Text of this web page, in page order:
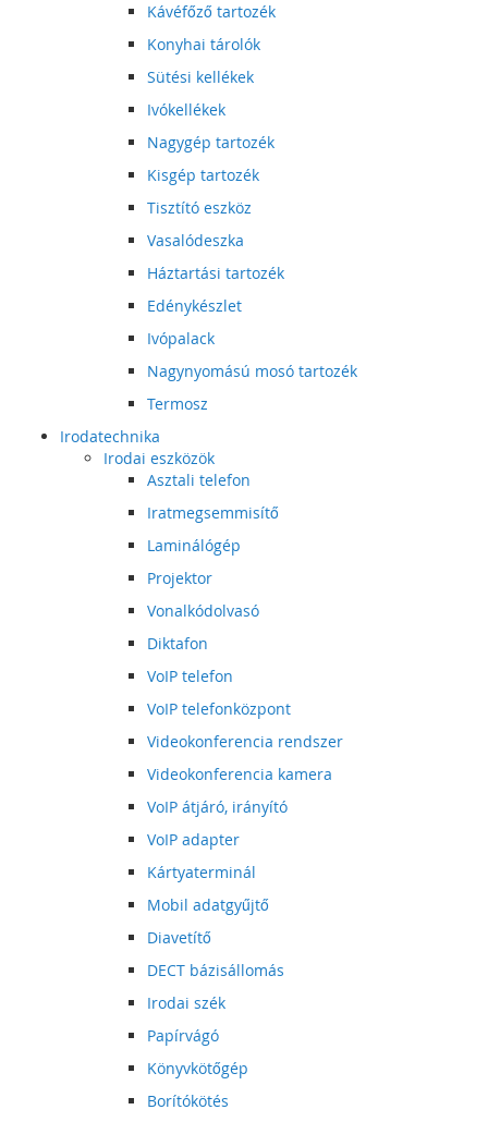
Kávéfőző tartozék
Konyhai tárolók
Sütési kellékek
Ivókellékek
Nagygép tartozék
Kisgép tartozék
Tisztító eszköz
Vasalódeszka
Háztartási tartozék
Edénykészlet
Ivópalack
Nagynyomású mosó tartozék
Termosz
Irodatechnika
Irodai eszközök
Asztali telefon
Iratmegsemmisítő
Laminálógép
Projektor
Vonalkódolvasó
Diktafon
VoIP telefon
VoIP telefonközpont
Videokonferencia rendszer
Videokonferencia kamera
VoIP átjáró, irányító
VoIP adapter
Kártyaterminál
Mobil adatgyűjtő
Diavetítő
DECT bázisállomás
Irodai szék
Papírvágó
Könyvkötőgép
Borítókötés